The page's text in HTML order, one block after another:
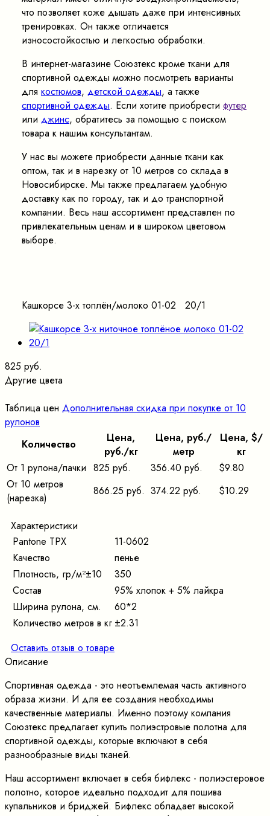
что позволяет коже дышать даже при интенсивных
тренировках. Он также отличается
износостойкостью и легкостью обработки.
В интернет-магазине Союзтекс кроме ткани для
спортивной одежды можно посмотреть варианты
для костюмов, детской одежды, а также
спортивной одежды. Если хотите приобрести футер
или джинс, обратитесь за помощью с поиском
товара к нашим консультантам.
У нас вы можете приобрести данные ткани как
оптом, так и в нарезку от 10 метров со склада в
Новосибирске. Мы также предлагаем удобную
доставку как по городу, так и до транспортной
компании. Весь наш ассортимент представлен по
привлекательным ценам и в широком цветовом
выборе.
Кашкорсе 3-х топлён/молоко 01-02 20/1
825 руб.
Другие цвета
Таблица цен Дополнительная скидка при покупке от 10
рулонов
Количество
Цена,
pуб./кг
Цена, pуб./
метр
Цена, $/
кг
От 1 рулона/пачки 825 руб. 356.40 руб.
$9.80
От 10 метров
(нарезка)
866.25 руб. 374.22 руб. $10.29
Характеристики
Pantone TPX
11-0602
Качество
пенье
Плотность, гр/м²±10
350
Состав
95% хлопок + 5% лайкра
Ширина рулона, см.
60*2
Количество метров в кг ±2.31
Оставить отзыв о товаре
Описание
Спортивная одежда - это неотъемлемая часть активного
образа жизни. И для ее создания необходимы
качественные материалы. Именно поэтому компания
Союзтекс предлагает купить полиэстровые полотна для
спортивной одежды, которые включают в себя
разнообразные виды тканей.
Наш ассортимент включает в себя бифлекс - полиэстеровое
полотно, которое идеально подходит для пошива
купальников и бриджей. Бифлекс обладает высокой